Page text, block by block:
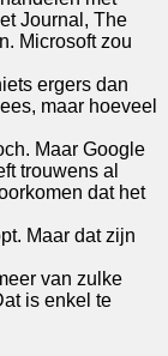
Journal, The
Microsoft zou
ergers dan
maar hoeveel
Maar Google
trouwens al
dat het
Maar dat zijn
van zulke
is enkel te